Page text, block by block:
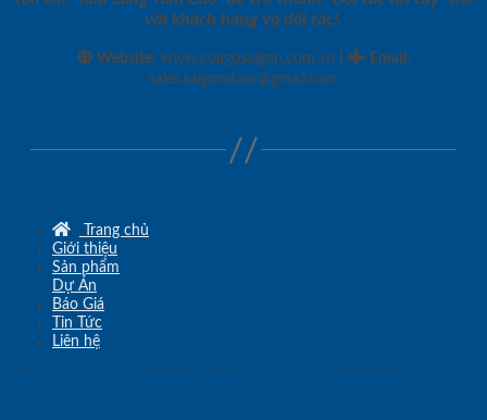
với khách hàng và đối tác!.
Website: www.cuagosaigon.com.vn Email :
sales.saigondoor@gmail.com
Trang chủ
Giới thiệu
Sản phẩm
Dự Án
Báo Giá
Tin Tức
Liên hệ